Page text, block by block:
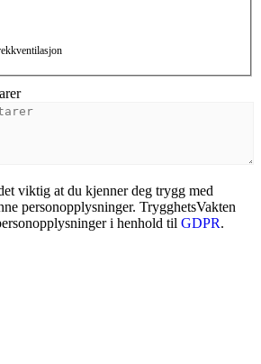
viktig at du kjenner deg trygg med
personopplysninger. TrygghetsVakten
i henhold til GDPR.